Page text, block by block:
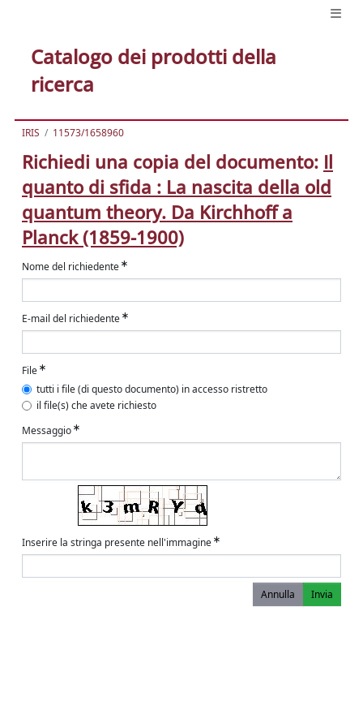
Catalogo dei prodotti della
ricerca
IRIS 11573/1658960
Richiedi una copia del documento: Il
quanto di sfida : La nascita della old
quantum theory. Da Kirchhoff a
Planck (1859-1900)
Nome del richiedente
E-mail del richiedente
File
tutti i file (di questo documento) in accesso ristretto
il file(s) che avete richiesto
Messaggio
Inserire la stringa presente nell'immagine
Annulla Invia